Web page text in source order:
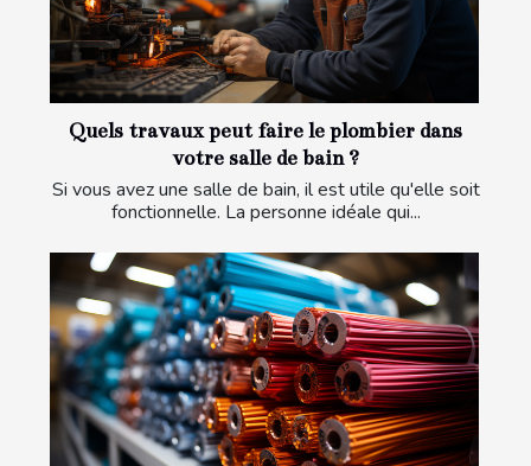
Quels travaux peut faire le plombier dans
votre salle de bain ?
Si vous avez une salle de bain, il est utile qu'elle soit
fonctionnelle. La personne idéale qui...